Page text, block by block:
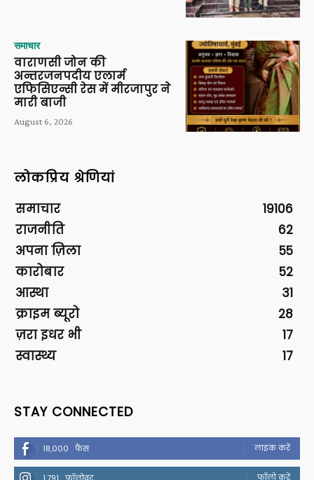
समाचार
वाराणसी जोन की
अन्तरजनपदीय एलार्म
एफिसिएन्सी रेस में मीरजापुर ने
मारी बाजी
August 6, 2026
लोकप्रिय श्रेणियां
समाचार
19106
राजनीति
62
अपना ज़िला
55
कारोबार
52
आस्था
31
क्राइम ब्यूरो
28
ज़रा इधर भी
17
स्वास्थ्य
17
STAY CONNECTED
18,000 फैंस लाइक करें
फॉलो करें